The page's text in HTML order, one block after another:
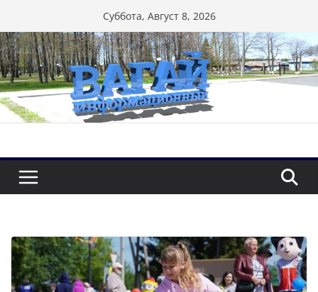
к
содержимому
Суббота, Август 8, 2026